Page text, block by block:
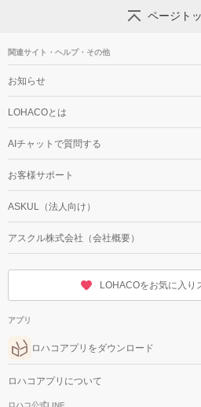
ページト
関連サイト・ヘルプ・その他
お知らせ
LOHACOとは
AIチャットで質問する
お客様サポート
ASKUL（法人向け）
アスクル株式会社（会社概要）
LOHACOをお気に入り
アプリ
ロハコアプリをダウンロード
ロハコアプリについて